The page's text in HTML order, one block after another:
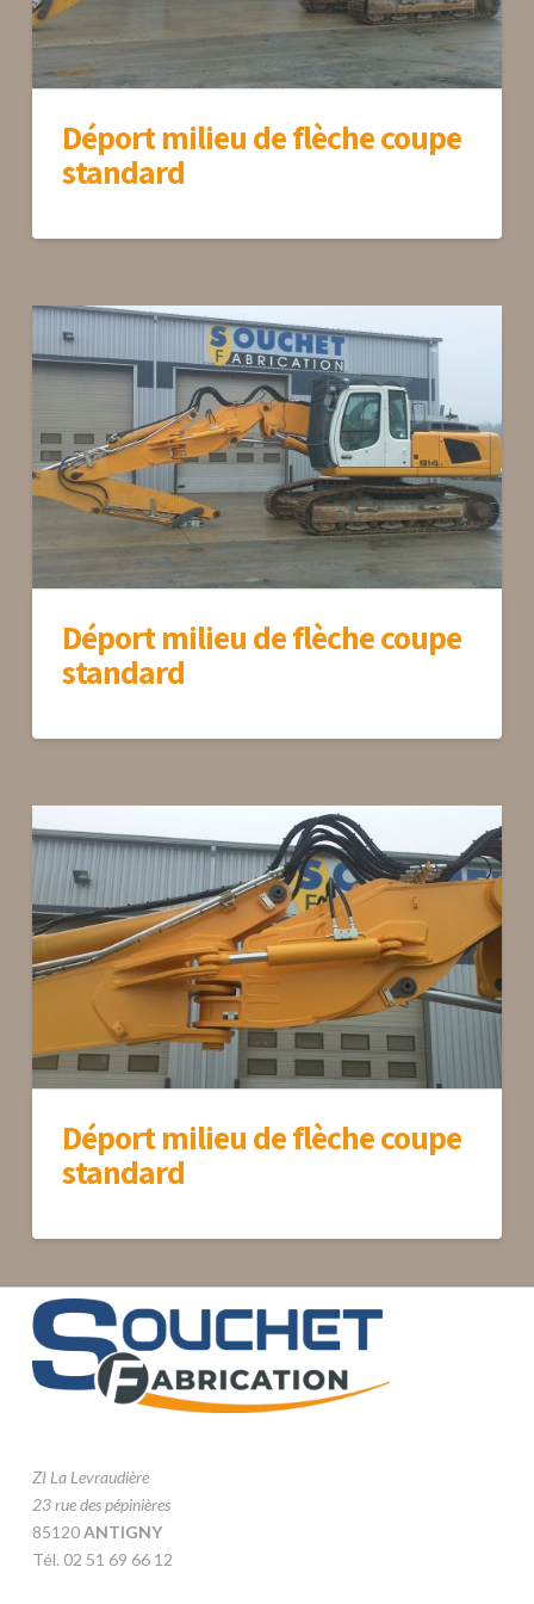
Déport milieu de flèche coupe
standard
Déport milieu de flèche coupe
standard
Déport milieu de flèche coupe
standard
ZI La Levraudière
23 rue des pépinières
85120ANTIGNY
Tél. 02 51 69 66 12